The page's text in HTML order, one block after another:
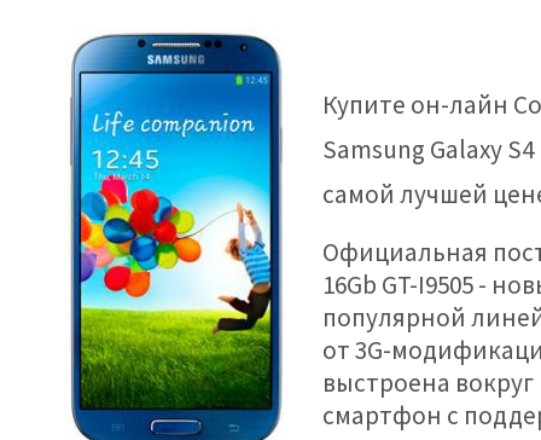
Купите он-лайн
Samsung Galaxy
самой лучшей
Официальная
16Gb GT-I9505 -
популярной
от 3G-
выстроена вокруг
смартфон с